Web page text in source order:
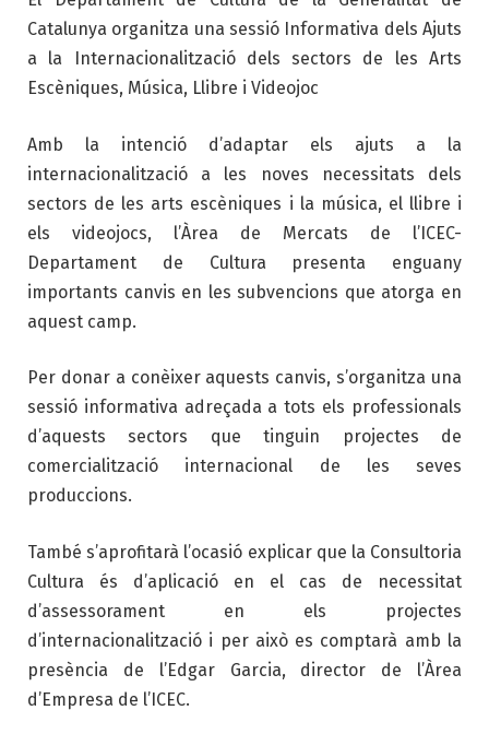
Catalunya organitza una sessió Informativa dels Ajuts
a la Internacionalització dels sectors de les Arts
Escèniques, Música, Llibre i Videojoc
Amb la intenció d’adaptar els ajuts a la
internacionalització a les noves necessitats dels
sectors de les arts escèniques i la música, el llibre i
els videojocs, l’Àrea de Mercats de l’ICEC-
Departament de Cultura presenta enguany
importants canvis en les subvencions que atorga en
aquest camp.
Per donar a conèixer aquests canvis, s’organitza una
sessió informativa adreçada a tots els professionals
d’aquests sectors que tinguin projectes de
comercialització internacional de les seves
produccions.
També s’aprofitarà l’ocasió explicar que la Consultoria
Cultura és d’aplicació en el cas de necessitat
d’assessorament en els projectes
d’internacionalització i per això es comptarà amb la
presència de l’Edgar Garcia, director de l’Àrea
d’Empresa de l’ICEC.